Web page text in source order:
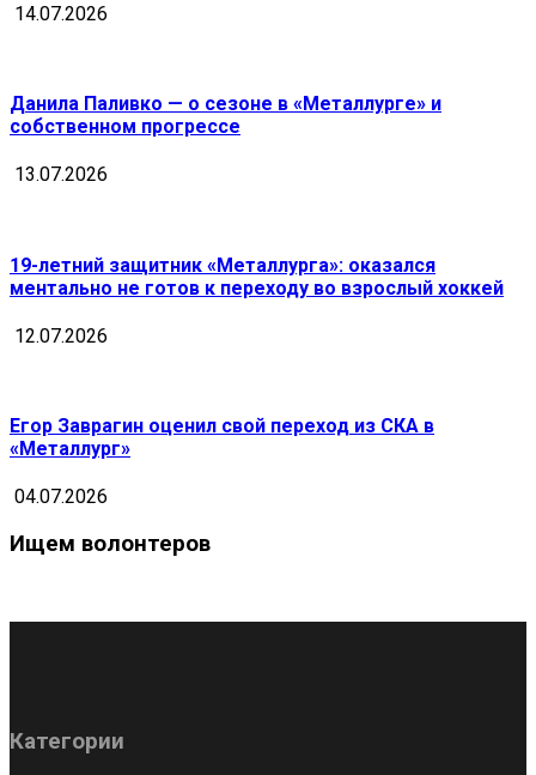
14.07.2026
Данила Паливко — о сезоне в «Металлурге» и
собственном прогрессе
13.07.2026
19-летний защитник «Металлурга»: оказался
ментально не готов к переходу во взрослый хоккей
12.07.2026
Егор Заврагин оценил свой переход из СКА в
«Металлург»
04.07.2026
Ищем волонтеров
Категории